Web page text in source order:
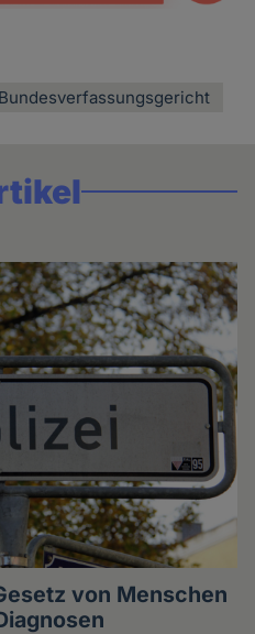
Bundesverfassungsgericht
von Menschen